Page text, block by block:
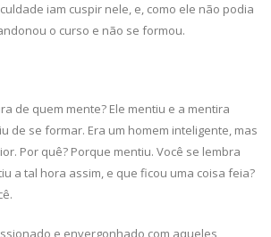
iam cuspir nele, e, como ele não podia
o curso e não se formou.
de quem mente? Ele mentiu e a mentira
de se formar. Era um homem inteligente, mas
Por quê? Porque mentiu. Você se lembra
a tal hora assim, e que ficou uma coisa feia?
e envergonhado com aqueles